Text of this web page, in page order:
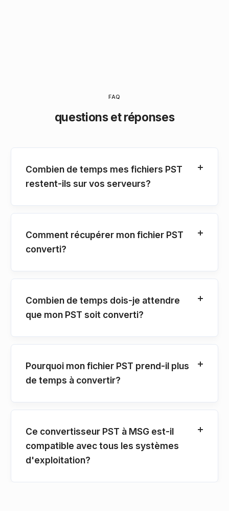
FAQ
questions et réponses
Combien de temps mes fichiers PST
restent-ils sur vos serveurs?
Comment récupérer mon fichier PST
converti?
Combien de temps dois-je attendre
que mon PST soit converti?
Pourquoi mon fichier PST prend-il plus
de temps à convertir?
Ce convertisseur PST à MSG est-il
compatible avec tous les systèmes
d'exploitation?